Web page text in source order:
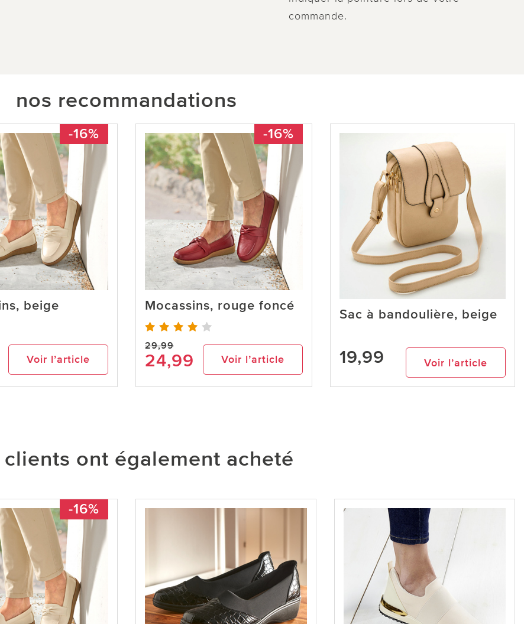
commande.
nos recommandations
-16%
beige
Voir l’article
-16%
Mocassins, rouge foncé
29,99
24,99 Voir l’article
Sac à bandoulière, beige
19,99 Voir l’article
clients ont également acheté
-16%